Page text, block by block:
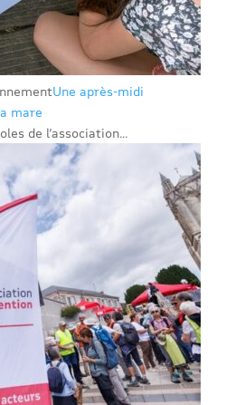
Une après-midi
mare
de l’association...